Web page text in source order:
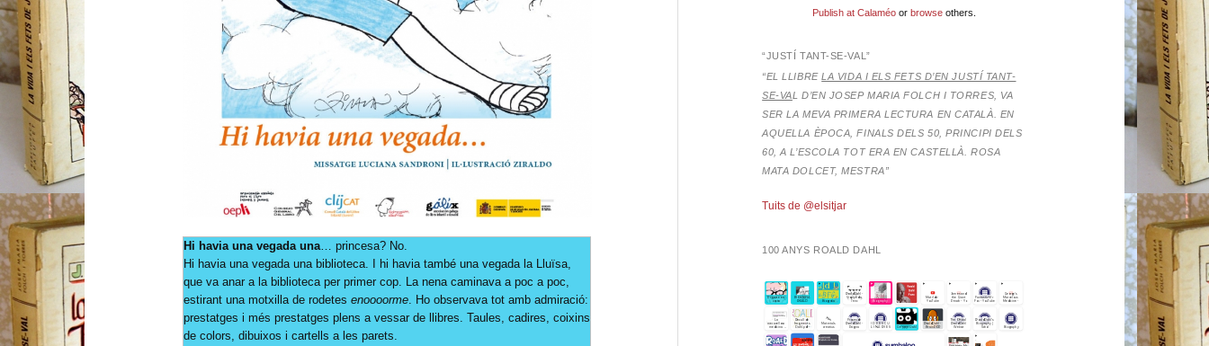
Hi havia una vegada una… princesa? No.
Hi havia una vegada una biblioteca. I hi havia també una vegada la Lluïsa,
que va anar a la biblioteca per primer cop. La nena caminava a poc a poc,
estirant una motxilla de rodetesenoooorme. Ho observava tot amb admiració:
prestatges i més prestatges plens a vessar de llibres. Taules, cadires, coixins
de colors, dibuixos i cartells a les parets.
Publish at Calaméoor browseothers.
“JUSTÍ TANT-SE-VAL”
“EL LLIBRELA VIDA I ELS FETS D’EN JUSTÍ TANT-
SE-VAL D’EN JOSEP MARIA FOLCH I TORRES, VA
SER LA MEVA PRIMERA LECTURA EN CATALÀ. EN
AQUELLA ÈPOCA, FINALS DELS 50, PRINCIPI DELS
60, A L’ESCOLA TOT ERA EN CASTELLÀ. ROSA
MATA DOLCET, MESTRA”
Tuits de @elsitjar
100 ANYS ROALD DAHL